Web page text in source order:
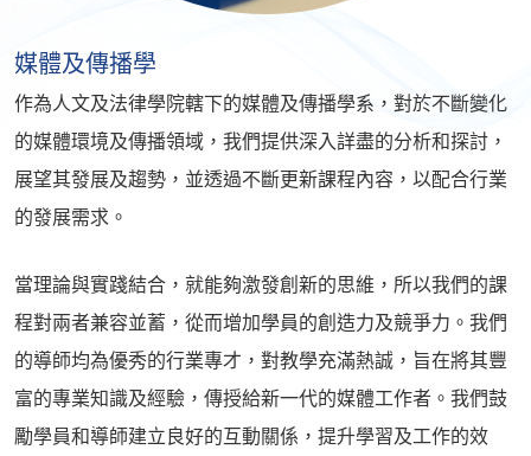
媒體及傳播學
作為人文及法律學院轄下的媒體及傳播學系，對於不斷變化
的媒體環境及傳播領域，我們提供深入詳盡的分析和探討，
展望其發展及趨勢，並透過不斷更新課程內容，以配合行業
的發展需求。
當理論與實踐結合，就能夠激發創新的思維，所以我們的課
程對兩者兼容並蓄，從而增加學員的創造力及競爭力。我們
的導師均為優秀的行業專才，對教學充滿熱誠，旨在將其豐
富的專業知識及經驗，傳授給新一代的媒體工作者。我們鼓
勵學員和導師建立良好的互動關係，提升學習及工作的效